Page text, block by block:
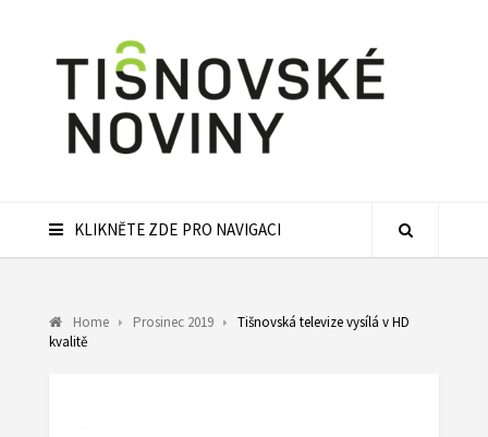
KLIKNĚTE ZDE PRO NAVIGACI
Home Prosinec 2019
Tišnovská televize vysílá v HD
kvalitě